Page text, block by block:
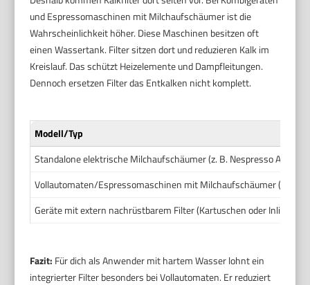
und Espressomaschinen mit Milchaufschäumer ist die
Wahrscheinlichkeit höher. Diese Maschinen besitzen oft
einen Wassertank. Filter sitzen dort und reduzieren Kalk im
Kreislauf. Das schützt Heizelemente und Dampfleitungen.
Dennoch ersetzen Filter das Entkalken nicht komplett.
Modell/Typ
Standalone elektrische Milchaufschäumer (z. B. Nespresso
Vollautomaten/Espressomaschinen mit Milchaufschäumer (z. B.
Geräte mit extern nachrüstbarem Filter (Kartuschen oder Inline-
Fazit: Für dich als Anwender mit hartem Wasser lohnt ein
integrierter Filter besonders bei Vollautomaten. Er reduziert